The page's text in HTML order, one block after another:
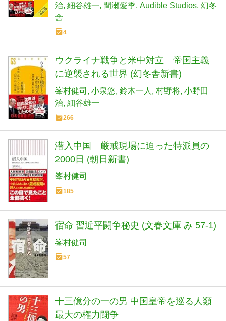
治 細谷雄一 間瀬愛季 Audible Studios 幻冬
舎
4
ウクライナ戦争と米中対立 帝国主義
に逆襲される世界 (幻冬舎新書)
峯村健司 小泉悠 鈴木一人 村野将 小野田
治 細谷雄一
266
潜入中国 厳戒現場に迫った特派員の
2000日 (朝日新書)
峯村健司
185
宿命 習近平闘争秘史 (文春文庫 み 57-1)
峯村健司
57
十三億分の一の男 中国皇帝を巡る人類
最大の権力闘争